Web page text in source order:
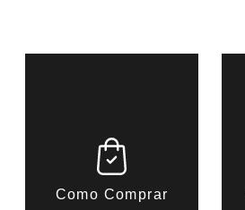
Como Comprar